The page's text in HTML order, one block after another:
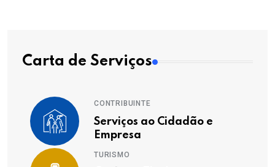
Carta de Serviços
CONTRIBUINTE
Serviços ao Cidadão e
Empresa
TURISMO